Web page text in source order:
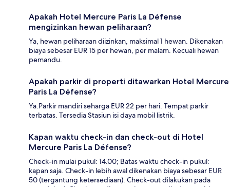
Apakah Hotel Mercure Paris La Défense
mengizinkan hewan peliharaan?
Ya, hewan peliharaan diizinkan, maksimal 1 hewan. Dikenakan
biaya sebesar EUR 15 per hewan, per malam. Kecuali hewan
pemandu.
Apakah parkir di properti ditawarkan Hotel Mercure
Paris La Défense?
Ya.Parkir mandiri seharga EUR 22 per hari. Tempat parkir
terbatas. Tersedia Stasiun isi daya mobil listrik.
Kapan waktu check-in dan check-out di Hotel
Mercure Paris La Défense?
Check-in mulai pukul: 14.00; Batas waktu check-in pukul:
kapan saja. Check-in lebih awal dikenakan biaya sebesar EUR
50 (tergantung ketersediaan). Check-out dilakukan pada